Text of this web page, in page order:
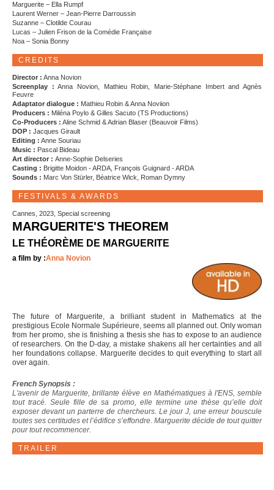
Marguerite – Ella Rumpf
Laurent Werner – Jean-Pierre Darroussin
Suzanne – Clotilde Courau
Lucas – Julien Frison de la Comédie Française
Noa – Sonia Bonny
CREDITS
Director : Anna Novion
Screenplay : Anna Novion, Mathieu Robin, Marie-Stéphane Imbert and Agnès
Feuvre
Adaptator dialogue : Mathieu Robin & Anna Noviion
Producers : Miléna Poylo & Gilles Sacuto (TS Productions)
Co-Producers : Aline Schmid & Adrian Blaser (Beauvoir Films)
DOP : Jacques Girault
Editing : Anne Souriau
Music : Pascal Bideau
Art director : Anne-Sophie Delseries
Casting : Brigitte Moidon - ARDA, François Guignard - ARDA
Sounds : Marc Von Stürler, Béatrice Wick, Roman Dymny
FESTIVALS & AWARDS
Cannes, 2023, Special screening
MARGUERITE'S THEOREM
LE THÉORÈME DE MARGUERITE
a film by :Anna Novion
The future of Marguerite, a brilliant student in Mathematics at the
prestigious Ecole Normale Supérieure, seems all planned out. Only woman
from her promo, she is finishing a thesis she has to expose to an audience
of researchers. On the D-day, a mistake shakens all her certainties and all
her foundations collapse. Marguerite decides to quit everything to start all
over again.
French Synopsis :
L'avenir de Marguerite, brillante élève en Mathématiques à l'ENS, semble
tout tracé. Seule fille de sa promo, elle termine une thèse qu’elle doit
exposer devant un parterre de chercheurs. Le jour J, une erreur bouscule
toutes ses certitudes et l’édifice s’effondre. Marguerite décide de tout quitter
pour tout recommencer.
TRAILER